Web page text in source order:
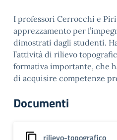
I professori Cerrocchi e
apprezzamento per
dimostrati dagli studenti.
l’attività di rilievo
formativa importante, che
di acquisire competenze
Documenti
rilievo-topografico